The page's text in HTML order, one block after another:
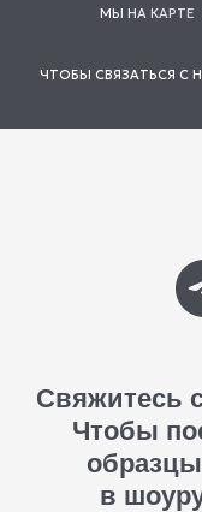
МЫ НА КАРТЕ
ЧТОБЫ СВЯЗАТЬСЯ С
Свяжитесь
Чтобы
в